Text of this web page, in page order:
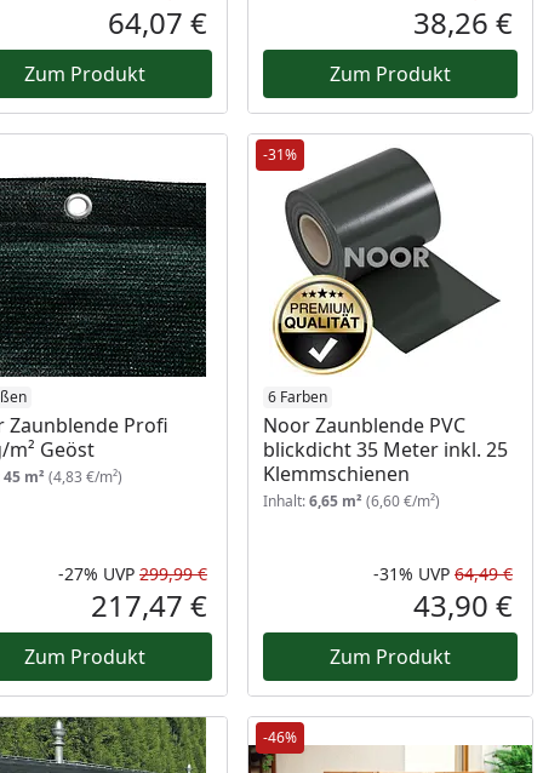
Preis Rabatt in Prozent
Ursprünglicher Preis
Aktueller Preis
64,07 €
Zum Produkt
38,26 €
Zum Produkt
Preis
Zaunblende Profi
m² Geöst
45 m² (4,83 €/m²)
Rabatt in Prozent
-27%
Ursprünglicher Preis
UVP 299,99 €
Aktueller Preis
217,47 €
Zum Produkt
-31%
6 Farben
Noor Zaunblende PVC
blickdicht 35 Meter inkl. 25
Klemmschienen
Inhalt:6,65 m² (6,60 €/m²)
-31% UVP 64,49 €
43,90 €
Zum Produkt
-46%